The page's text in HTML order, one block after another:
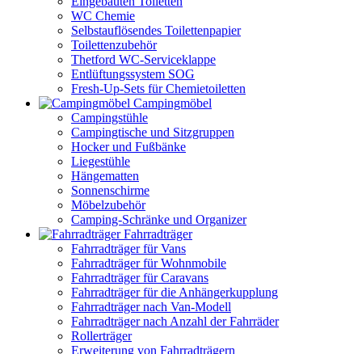
WC Chemie
Selbstauflösendes Toilettenpapier
Toilettenzubehör
Thetford WC-Serviceklappe
Entlüftungssystem SOG
Fresh-Up-Sets für Chemietoiletten
Campingmöbel
Campingstühle
Campingtische und Sitzgruppen
Hocker und Fußbänke
Liegestühle
Hängematten
Sonnenschirme
Möbelzubehör
Camping-Schränke und Organizer
Fahrradträger
Fahrradträger für Vans
Fahrradträger für Wohnmobile
Fahrradträger für Caravans
Fahrradträger für die Anhängerkupplung
Fahrradträger nach Van-Modell
Fahrradträger nach Anzahl der Fahrräder
Rollerträger
Erweiterung von Fahrradträgern